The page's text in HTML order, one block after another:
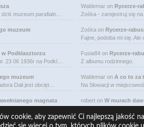
muzeum parafialn…
muzeum
Podklasztorzu
23 06 1936r na Podkl…
muzeum
Dali jest obcięt…
magnata
Waldemar on Rycerze-
Zośka - zarejestruj się
Zośka on Rycerze-
Fajne, podoba mi się.
Fusia84 on Rycerze-
Z albumu rodzinnego.
Waldemar on A co to za
Na Słowacji w
robert on W murach
cookie, aby zapewnić Ci najlepszą jakość